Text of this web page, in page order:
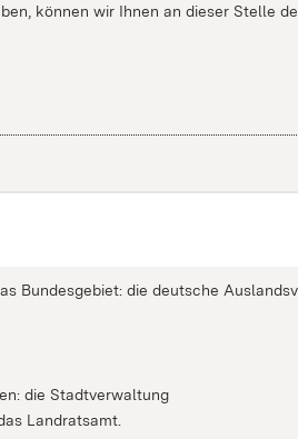
können wir Ihnen an dieser Stelle
Bundesgebiet: die deutsche
die Stadtverwaltung
Landratsamt.